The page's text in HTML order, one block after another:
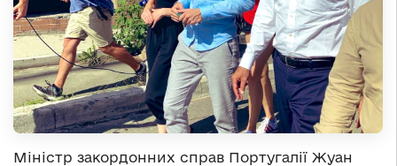
Міністр закордонних справ Португалії Жуан